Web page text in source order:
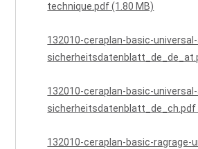
technique.pdf (1.80 MB)
132010-ceraplan-basic-
132010-ceraplan-basic-
sicherheitsdatenblatt_de_ch.pdf
132010-ceraplan-basic-ragrage-